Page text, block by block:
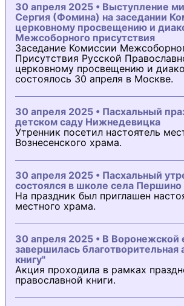
30 апреля 2025 • Выступление
Сергия (Фомина) на заседании
церковному просвещению и
Межсоборного присутствия
Заседание Комиссии
Присутствия Русской
церковному просвещению и
состоялось 30 апреля в Москве.
30 апреля 2025 • Пасхальный
детском саду Нижнедевицка
Утренник посетил настоятель
Вознесенского храма.
30 апреля 2025 • Пасхальный
состоялся в школе села Першино
На праздник был приглашен
местного храма.
30 апреля 2025 • В Воронежской
завершилась благотворительная
книгу"
Акция проходила в рамках
православной книги.